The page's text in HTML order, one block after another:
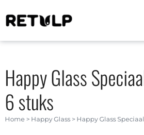
Home > Happy Glass > Happy Glass
Happy Glass
6 stuks